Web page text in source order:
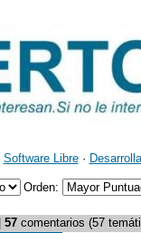
Software Libre·
Orden:
57comentarios (57